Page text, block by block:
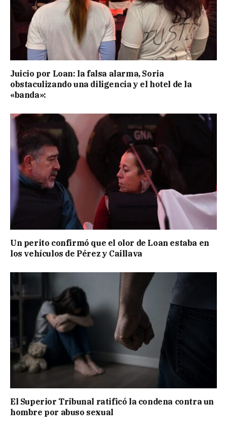
Juicio por Loan: la falsa alarma, Soria
obstaculizando una diligencia y el hotel de la
«banda»:
Un perito confirmó que el olor de Loan estaba en
los vehículos de Pérez y Caillava
El Superior Tribunal ratificó la condena contra un
hombre por abuso sexual